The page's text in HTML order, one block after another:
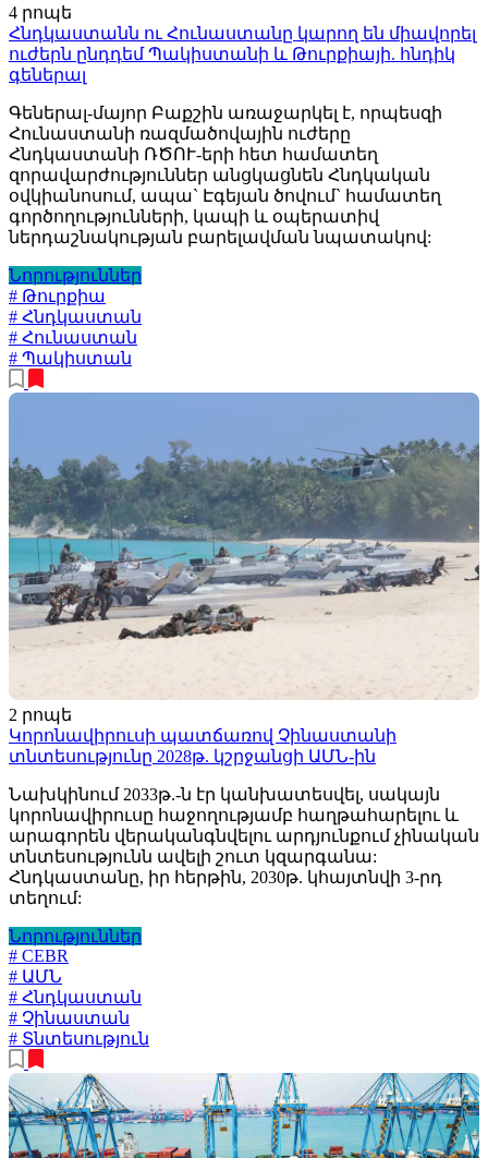
4 րոպե
Հնդկաստանն ու Հունաստանը կարող են միավորել
ուժերն ընդդեմ Պակիստանի և Թուրքիայի. հնդիկ
գեներալ
Գեներալ-մայոր Բաքշին առաջարկել է, որպեսզի
Հունաստանի ռազմածովային ուժերը
Հնդկաստանի ՌԾՈՒ-երի հետ համատեղ
զորավարժություններ անցկացնեն Հնդկական
օվկիանոսում, ապա` Էգեյան ծովում` համատեղ
գործողությունների, կապի և օպերատիվ
ներդաշնակության բարելավման նպատակով:
Նորություններ
# Թուրքիա
# Հնդկաստան
# Հունաստան
# Պակիստան
2 րոպե
Կորոնավիրուսի պատճառով Չինաստանի
տնտեսությունը 2028թ. կշրջանցի ԱՄՆ-ին
Նախկինում 2033թ.-ն էր կանխատեսվել, սակայն
կորոնավիրուսը հաջողությամբ հաղթահարելու և
արագորեն վերականգնվելու արդյունքում չինական
տնտեսությունն ավելի շուտ կզարգանա:
Հնդկաստանը, իր հերթին, 2030թ. կհայտնվի 3-րդ
տեղում:
Նորություններ
# CEBR
# ԱՄՆ
# Հնդկաստան
# Չինաստան
# Տնտեսություն